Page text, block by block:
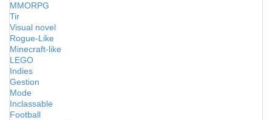
MMORPG
Tir
Visual novel
Rogue-Like
Minecraft-like
LEGO
Indies
Gestion
Mode
Inclassable
Football